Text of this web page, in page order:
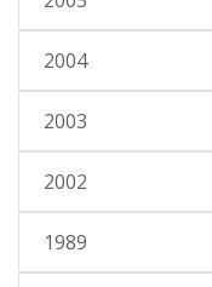
2004
2003
2002
1989